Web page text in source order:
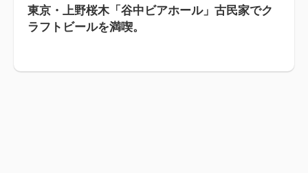
東京・上野桜木「谷中ビアホール」古民家でク
ラフトビールを満喫。